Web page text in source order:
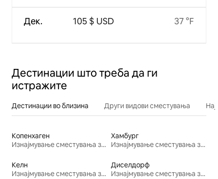
Дек. 105 $ USD 37 °F
Дестинации што треба да ги
истражите
Дестинации во близина Други видови сместувања
Копенхаген
Изнајмување сместувања за одмор
Хамбург
Изнајмување сместувања за одмор
Келн
Изнајмување сместувања за одмор
Диселдорф
Изнајмување сместувања за одмор